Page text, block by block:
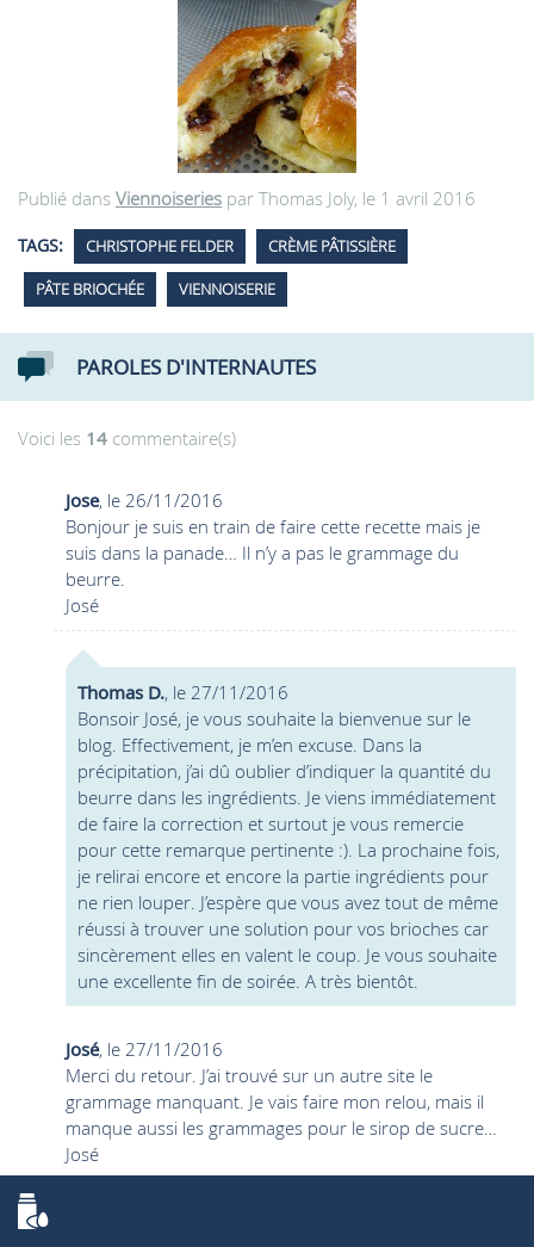
Publié dans Viennoiseries par Thomas Joly, le 1 avril 2016
TAGS: CHRISTOPHE FELDER
CRÈME PÂTISSIÈRE
PÂTE BRIOCHÉE
VIENNOISERIE
PAROLES D'INTERNAUTES
Voici les 14 commentaire(s)
Jose, le 26/11/2016
Bonjour je suis en train de faire cette recette mais je
suis dans la panade… Il n’y a pas le grammage du
beurre.
José
Thomas D., le 27/11/2016
Bonsoir José, je vous souhaite la bienvenue sur le
blog. Effectivement, je m’en excuse. Dans la
précipitation, j’ai dû oublier d’indiquer la quantité du
beurre dans les ingrédients. Je viens immédiatement
de faire la correction et surtout je vous remercie
pour cette remarque pertinente :). La prochaine fois,
je relirai encore et encore la partie ingrédients pour
ne rien louper. J’espère que vous avez tout de même
réussi à trouver une solution pour vos brioches car
sincèrement elles en valent le coup. Je vous souhaite
une excellente fin de soirée. A très bientôt.
José, le 27/11/2016
Merci du retour. J’ai trouvé sur un autre site le
grammage manquant. Je vais faire mon relou, mais il
manque aussi les grammages pour le sirop de sucre…
José